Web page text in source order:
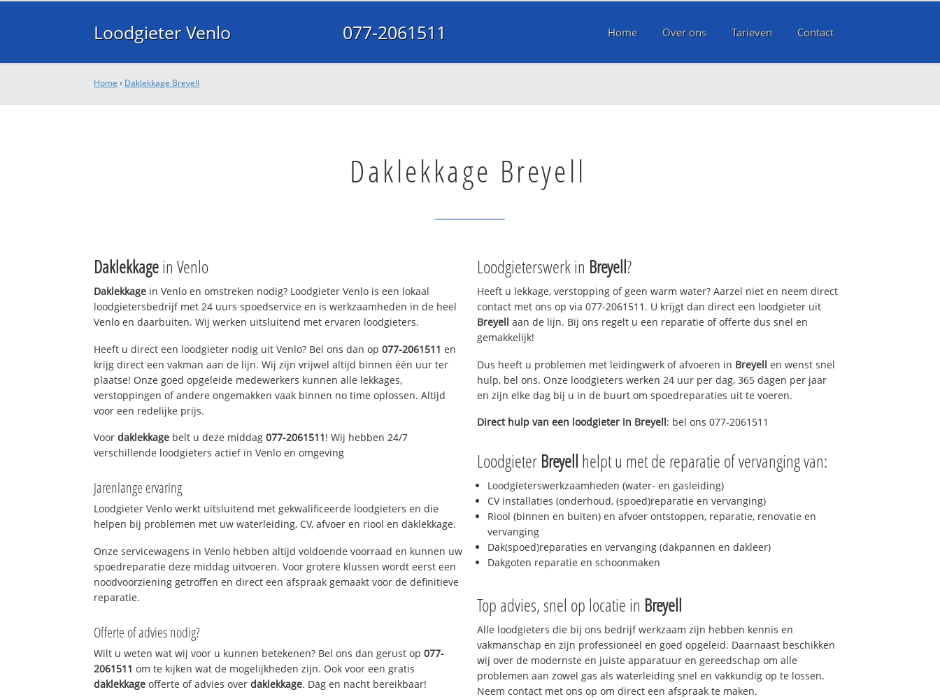
Loodgieter Venlo 077-2061511 Home Over ons Tarieven Contact
Home › Daklekkage Breyell
Daklekkage Breyell
Daklekkagein Venlo
Daklekkage in Venlo en omstreken nodig? Loodgieter Venlo is een lokaal
loodgietersbedrijf met 24 uurs spoedservice en is werkzaamheden in de heel
Venlo en daarbuiten. Wij werken uitsluitend met ervaren loodgieters.
Heeft u direct een loodgieter nodig uit Venlo? Bel ons dan op077-2061511 en
krijg direct een vakman aan de lijn. Wij zijn vrijwel altijd binnen één uur ter
plaatse! Onze goed opgeleide medewerkers kunnen alle lekkages,
verstoppingen of andere ongemakken vaak binnen no time oplossen. Altijd
voor een redelijke prijs.
Voordaklekkage belt u deze middag077-2061511! Wij hebben 24/7
verschillende loodgieters actief in Venlo en omgeving
Jarenlange ervaring
Loodgieter Venlo werkt uitsluitend met gekwalificeerde loodgieters en die
helpen bij problemen met uw waterleiding, CV, afvoer en riool en daklekkage.
Onze servicewagens in Venlo hebben altijd voldoende voorraad en kunnen uw
spoedreparatie deze middag uitvoeren. Voor grotere klussen wordt eerst een
noodvoorziening getroffen en direct een afspraak gemaakt voor de definitieve
reparatie.
Offerte of advies nodig?
Wilt u weten wat wij voor u kunnen betekenen? Bel ons dan gerust op077-
2061511 om te kijken wat de mogelijkheden zijn. Ook voor een gratis
daklekkage offerte of advies overdaklekkage. Dag en nacht bereikbaar!
Loodgieterswerk in Breyell?
Heeft u lekkage, verstopping of geen warm water? Aarzel niet en neem direct
contact met ons op via 077-2061511. U krijgt dan direct een loodgieter uit
Breyell aan de lijn. Bij ons regelt u een reparatie of offerte dus snel en
gemakkelijk!
Dus heeft u problemen met leidingwerk of afvoeren in Breyell en wenst snel
hulp, bel ons. Onze loodgieters werken 24 uur per dag, 365 dagen per jaar
en zijn elke dag bij u in de buurt om spoedreparaties uit te voeren.
Direct hulp van een loodgieter in Breyell: bel ons 077-2061511
Loodgieter Breyell helpt u met de reparatie of vervanging van:
Loodgieterswerkzaamheden (water- en gasleiding)
CV installaties (onderhoud, (spoed)reparatie en vervanging)
Riool (binnen en buiten) en afvoer ontstoppen, reparatie, renovatie en
vervanging
Dak(spoed)reparaties en vervanging (dakpannen en dakleer)
Dakgoten reparatie en schoonmaken
Top advies, snel op locatie in Breyell
Alle loodgieters die bij ons bedrijf werkzaam zijn hebben kennis en
vakmanschap en zijn professioneel en goed opgeleid. Daarnaast beschikken
wij over de modernste en juiste apparatuur en gereedschap om alle
problemen aan zowel gas als waterleiding snel en vakkundig op te lossen.
Neem contact met ons op om direct een afspraak te maken.